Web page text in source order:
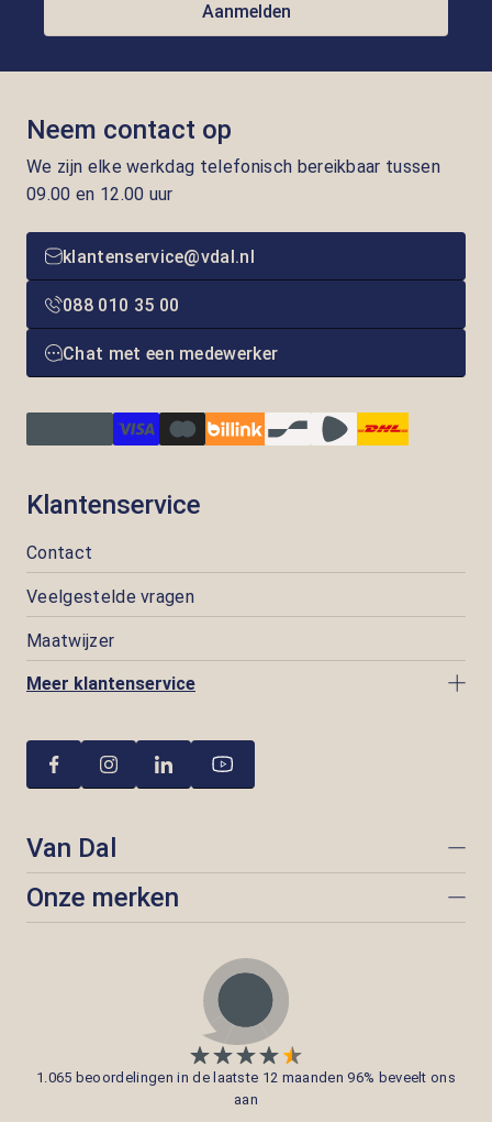
Aanmelden
Neem contact op
We zijn elke werkdag telefonisch bereikbaar tussen
09.00 en 12.00 uur
klantenservice@vdal.nl
088 010 35 00
Chat met een medewerker
Klantenservice
Contact
Veelgestelde vragen
Maatwijzer
Meer klantenservice
Van Dal
Onze merken
1.065 beoordelingen in de laatste 12 maanden 96% beveelt ons
aan